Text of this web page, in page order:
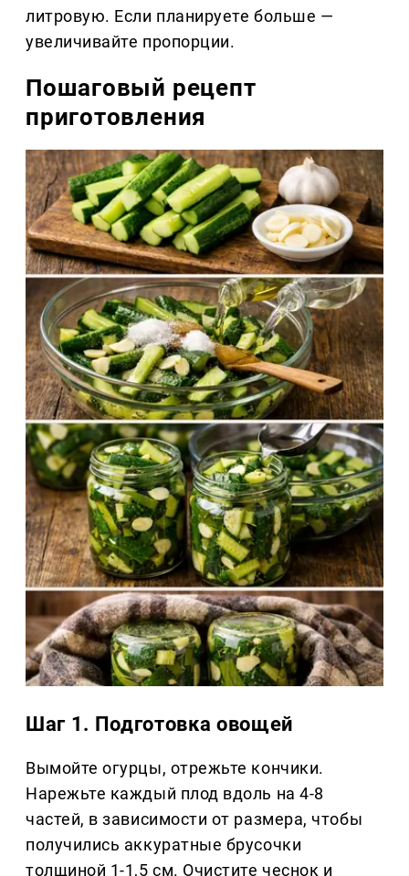
литровую. Если планируете больше —
увеличивайте пропорции.
Пошаговый рецепт
приготовления
Шаг 1. Подготовка овощей
Вымойте огурцы, отрежьте кончики.
Нарежьте каждый плод вдоль на 4-8
частей, в зависимости от размера, чтобы
получились аккуратные брусочки
толщиной 1-1,5 см. Очистите чеснок и